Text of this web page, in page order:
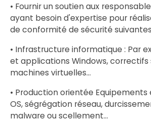
• Fournir un soutien aux
ayant besoin d'expertise pour
de conformité de sécurité
• Infrastructure informatique : Par
et applications Windows, correctifs
machines virtuelles...
• Production orientée Equipements
OS, ségrégation réseau,
malware ou scellement...